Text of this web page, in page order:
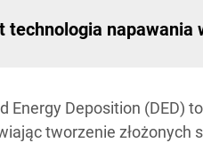
technologia napawania
Energy Deposition (DED)
tworzenie złożonych